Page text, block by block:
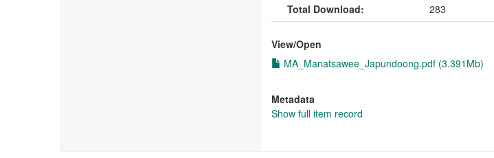
Total Download: 283
View/Open
MA_Manatsawee_Japundoong.pdf (3.391Mb)
Metadata
Show full item record